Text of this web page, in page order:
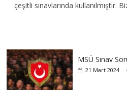
çeşitli sınavlarında kullanılmıştır.
MSÜ Sınav
21 Mart 2024